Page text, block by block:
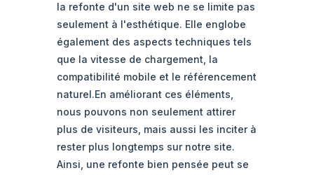
la refonte d'un site web ne se limite pas
seulement à l'esthétique. Elle englobe
également des aspects techniques tels
que la vitesse de chargement, la
compatibilité mobile et le référencement
naturel.En améliorant ces éléments,
nous pouvons non seulement attirer
plus de visiteurs, mais aussi les inciter à
rester plus longtemps sur notre site.
Ainsi, une refonte bien pensée peut se